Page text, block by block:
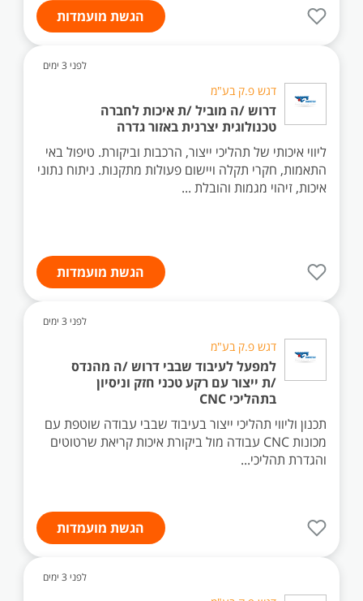
הגשת מועמדות
לפני 3 ימים
דגש פ.ק בע"מ
דרוש /ה מוביל /ת איכות לחברה
טכנולוגית יצרנית באזור גדרה
ליווי איכותי של תהליכי ייצור, הרכבות וביקורת. טיפול באי
התאמות, חקרי תקלה ויישום פעולות מתקנות. ניתוח נתוני
איכות, זיהוי מגמות והובלת ...
הגשת מועמדות
לפני 3 ימים
דגש פ.ק בע"מ
למפעל לעיבוד שבבי דרוש /ה מהנדס
/ת ייצור עם רקע טכני חזק וניסיון
בתהליכי CNC
תכנון וליווי תהליכי ייצור בעיבוד שבבי עבודה שוטפת עם
מכונות CNC עבודה מול ביקורת איכות קריאת שרטוטים
והגדרת תהליכי...
הגשת מועמדות
לפני 3 ימים